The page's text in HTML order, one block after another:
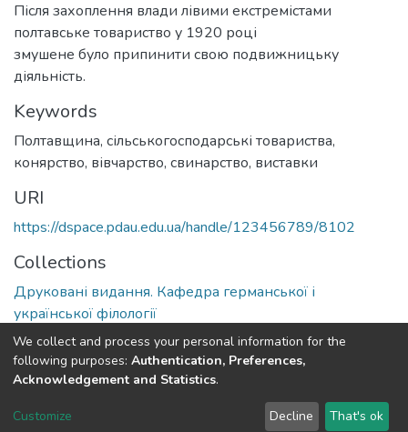
Після захоплення влади лівими екстремістами
полтавське товариство у 1920 році
змушене було припинити свою подвижницьку
діяльність.
Keywords
Полтавщина, сільськогосподарські товариства,
конярство, вівчарство, свинарство, виставки
URI
https://dspace.pdau.edu.ua/handle/123456789/8102
Collections
Друковані видання. Кафедра германської і
української філології
Full item page
DSpace software copyright © 2002-2026 LYRASIS
We collect and process your personal information for the
following purposes: Authentication, Preferences,
Acknowledgement and Statistics.
Customize Decline That's ok